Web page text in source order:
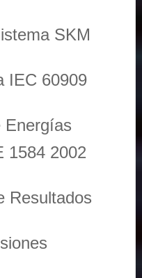
SKM
IEC 60909
Energías
1584 2002
Resultados